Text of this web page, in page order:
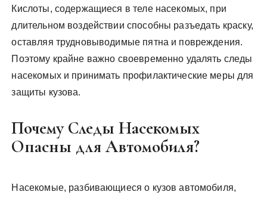
Кислоты, содержащиеся в теле насекомых, при
длительном воздействии способны разъедать краску,
оставляя трудновыводимые пятна и повреждения.
Поэтому крайне важно своевременно удалять следы
насекомых и принимать профилактические меры для
защиты кузова.
Почему Следы Насекомых
Опасны для Автомобиля?
Насекомые, разбивающиеся о кузов автомобиля,